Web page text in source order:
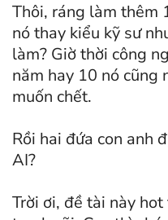
Thôi, ráng làm thêm
nó thay kiểu kỹ sư
làm? Giờ thời công
năm hay 10 nó cũng
muốn chết.
Rồi hai đứa con anh
AI?
Trời ơi, đề tài này